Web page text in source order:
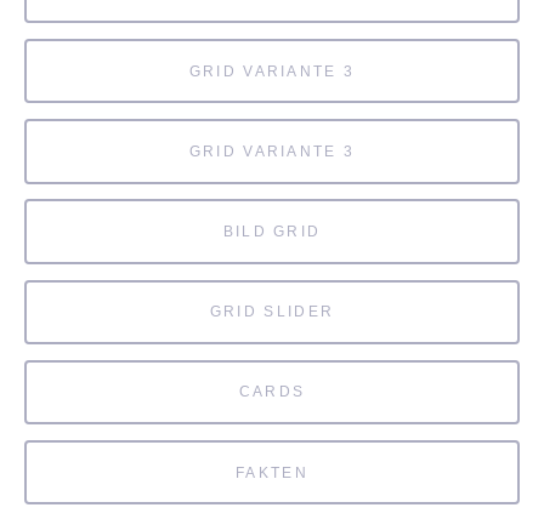
GRID VARIANTE 3
GRID VARIANTE 3
BILD GRID
GRID SLIDER
CARDS
FAKTEN